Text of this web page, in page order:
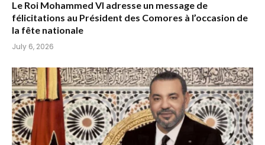
Le Roi Mohammed VI adresse un message de
félicitations au Président des Comores à l’occasion de
la fête nationale
July 6, 2026